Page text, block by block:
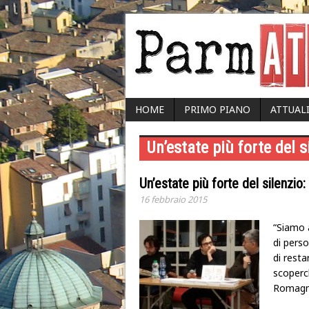
HOME PRIMO PIANO
Un’estate più forte del
Un’estate più forte del
16 febbraio 2015
di
di